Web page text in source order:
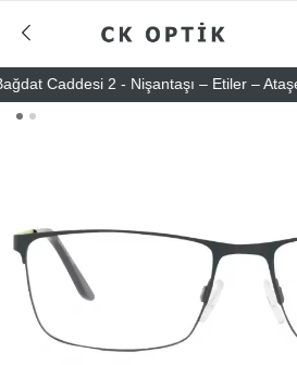
Caddesi 2 - Nişantaşı – Etiler – Ataşehir